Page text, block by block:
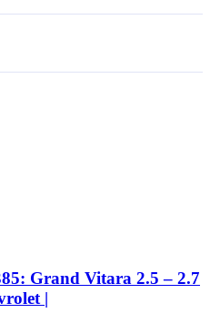
Grand Vitara 2.5 – 2.7
|